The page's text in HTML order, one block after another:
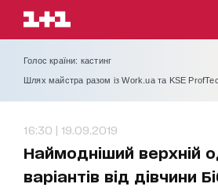
Голос країни: кастинг
Шлях майстра разом із Work.ua та KSE
16:30 | 19.09.2019
Наймодніший верхній
варіантів від дівчини